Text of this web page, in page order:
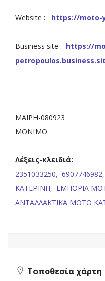
Website : https://moto-
Business site : https://
ΜΑΙΡΗ-080923
ΜΟΝΙΜΟ
Λέξεις-κλειδιά:
2351033250, 6907746982,
ΚΑΤΕΡΙΝΗ, ΕΜΠΟΡΙΑ
ΑΝΤΑΛΛΑΚΤΙΚΑ ΜΟΤΟ
Τοποθεσία χάρτη